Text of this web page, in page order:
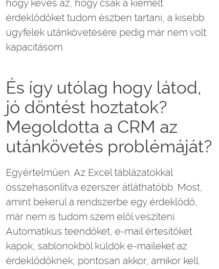
hogy kevés az, hogy csak a kiemelt
érdeklődőket tudom észben tartani, a kisebb
ügyfelek utánkövetésére pedig már nem volt
kapacitásom.
És így utólag hogy látod,
jó döntést hoztatok?
Megoldotta a CRM az
utánkövetés problémáját?
Egyértelműen. Az Excel táblázatokkal
összehasonlítva ezerszer átláthatóbb. Most,
amint bekerül a rendszerbe egy érdeklődő,
már nem is tudom szem elől veszíteni.
Automatikus teendőket, e-mail értesítőket
kapok, sablonokból küldök e-maileket az
érdeklődőknek, pontosan akkor, amikor kell.